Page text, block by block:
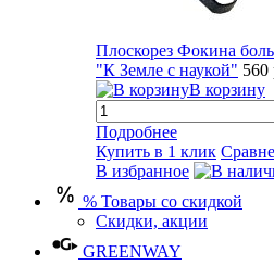
Плоскорез Фокина
"К Земле с наукой" 560
В корзину
Подробнее
Купить в 1 клик
В избранное
% Товары со скидкой
Скидки, акции
GREENWAY